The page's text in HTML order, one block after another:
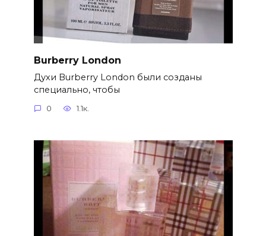
Burberry London
Духи Burberry London были созданы
специально, чтобы
0 1.1к.